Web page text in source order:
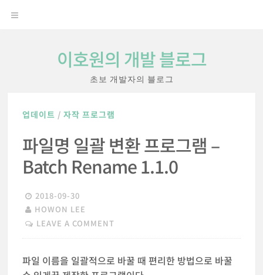
OPEN
이호원의 개발 블로그
초보 개발자의 블로그
업데이트 /자작 프로그램
파일명 일괄 변환 프로그램 –
Batch Rename 1.1.0
2018-09-30
HOWON LEE
LEAVE A COMMENT
파일 이름을 일괄적으로 바꿀 때 편리한 방법으로 바꿀